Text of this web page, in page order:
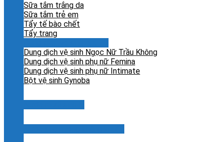
Sữa tắm trắng da
Sữa tắm trẻ em
Tẩy tế bào chết
Tẩy trang
Dung dịch vệ sinh Ngọc Nữ Trầu Không
Dung dịch vệ sinh phụ nữ Femina
Dung dịch vệ sinh phụ nữ Intimate
Bột vệ sinh Gynoba